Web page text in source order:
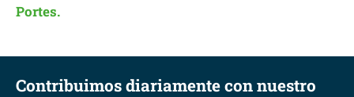
Portes.
Contribuimos diariamente con nuestro